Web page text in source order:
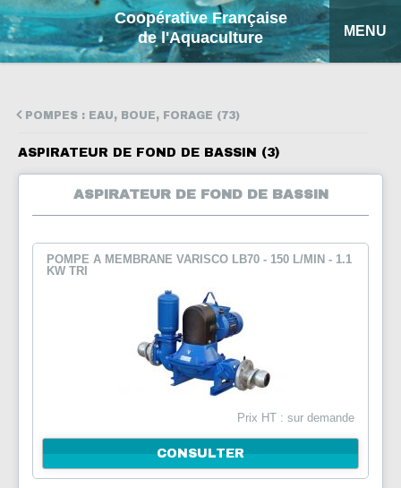
Coopérative Française
de l'Aquaculture
MENU
FICHES EXPLICATIVES
COFA
MON DEVIS
POMPES : EAU, BOUE, FORAGE (73)
ASPIRATEUR DE FOND DE BASSIN (3)
ASPIRATEUR DE FOND DE BASSIN
POMPE A MEMBRANE VARISCO LB70 - 150 L/MIN - 1.1
KW TRI
Prix HT : sur demande
CONSULTER